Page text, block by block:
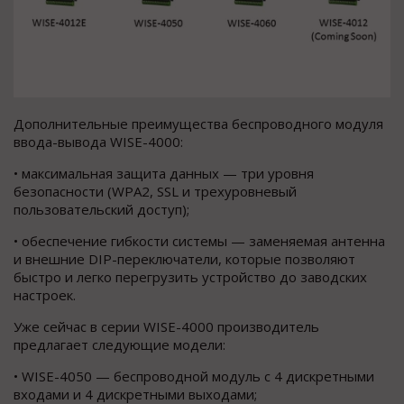
Дополнительные преимущества беспроводного модуля
ввода-вывода WISE-4000:
• максимальная защита данных — три уровня
безопасности (WPA2, SSL и трехуровневый
пользовательский доступ);
• обеспечение гибкости системы — заменяемая антенна
и внешние DIP-переключатели, которые позволяют
быстро и легко перегрузить устройство до заводских
настроек.
Уже сейчас в серии WISE-4000 производитель
предлагает следующие модели:
• WISE-4050 — беспроводной модуль с 4 дискретными
входами и 4 дискретными выходами;